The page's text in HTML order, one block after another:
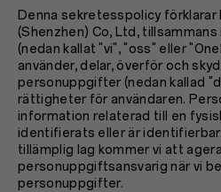
Denna sekretesspolicy förklarar
(Shenzhen) Co, Ltd,
(nedan kallat "vi", "oss" eller
använder, delar, överför och
personuppgifter (nedan kallad
rättigheter för användaren.
information relaterad till en
identifierats eller är
tillämplig lag kommer vi att
personuppgiftsansvarig när vi
personuppgifter.